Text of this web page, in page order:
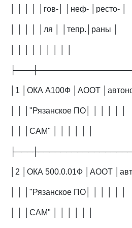
│ │ │ │ │гов-│ │неф- │ресто- │
│ │ │ │ │ля │ │тепр.│раны │
│1 │ОКА А100Ф │АООТ
│ │ │"Рязанское ПО│ │ │ │ │ │
│ │ │САМ" │ │ │ │ │ │
│2 │ОКА 500.0.01Ф │АООТ
│ │ │"Рязанское ПО│ │ │ │ │ │
│ │ │САМ" │ │ │ │ │ │